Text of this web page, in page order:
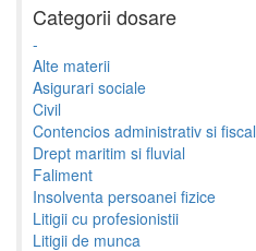
Categorii dosare
-
Alte materii
Asigurari sociale
Civil
Contencios administrativ si fiscal
Drept maritim si fluvial
Faliment
Insolventa persoanei fizice
Litigii cu profesionistii
Litigii de munca